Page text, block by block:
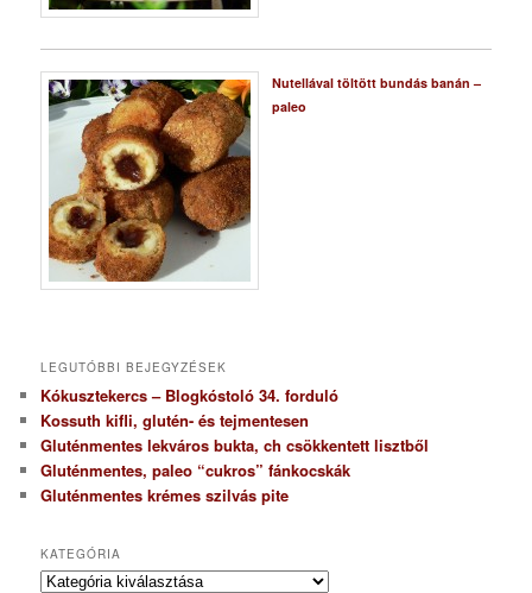
Nutellával töltött bundás banán –
paleo
LEGUTÓBBI BEJEGYZÉSEK
Kókusztekercs – Blogkóstoló 34. forduló
Kossuth kifli, glutén- és tejmentesen
Gluténmentes lekváros bukta, ch csökkentett lisztből
Gluténmentes, paleo “cukros” fánkocskák
Gluténmentes krémes szilvás pite
KATEGÓRIA
K